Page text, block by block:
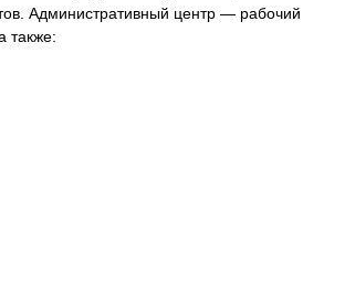
Административный центр — рабочий
а также: